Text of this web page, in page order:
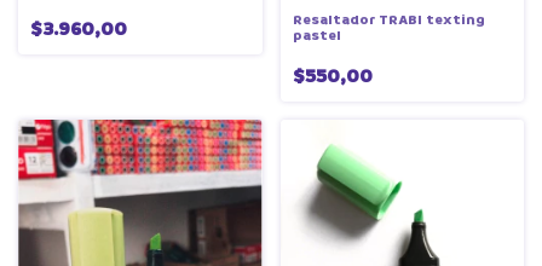
$3.960,00 Resaltador TRABI texting
pastel
$550,00